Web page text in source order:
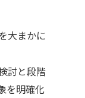
大まかに
討と段階
を明確化